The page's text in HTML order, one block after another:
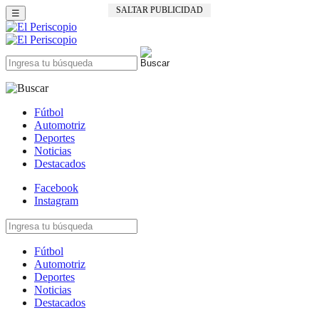
SALTAR PUBLICIDAD
☰
Fútbol
Automotriz
Deportes
Noticias
Destacados
Facebook
Instagram
Fútbol
Automotriz
Deportes
Noticias
Destacados